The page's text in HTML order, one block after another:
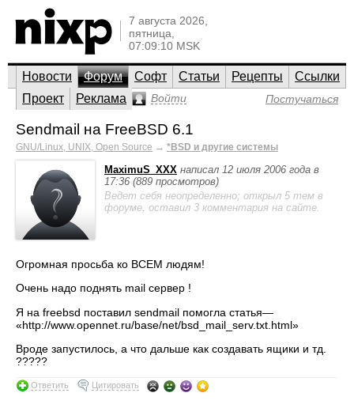
7 августа 2026,
пятница,
07:09:10 MSK
Новости Форум Софт Статьи Рецепты
Ссылки
Проект
Реклама Войти Постучаться
Sendmail на FreeBSD 6.1
GNU/Linux, UNIX, Open Source → *BSD и другие системы
MaximuS_XXX написал 12 июля 2006 года в
17:36 (889 просмотров)
Ведет себя неопределенно; открыл 5 тем в
форуме, оставил 3 комментария на сайте.
Огромная просьба ко ВСЕМ людям!
Очень надо поднять mail сервер !
Я на freebsd поставил sendmail помогла статья—
«http://www.opennet.ru/base/net/bsd_mail_serv.txt.html»
Вроде запустилось, а что дальше как создавать ящики и тд.
?????
Ответить Цитировать